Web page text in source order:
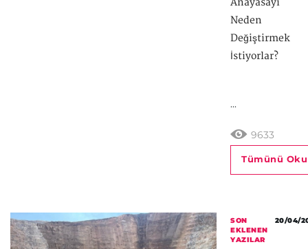
Anayasayı
Neden
Değiştirmek
İstiyorlar?
...
9633
Tümünü Oku
SON
EKLENEN
YAZILAR
20/04/